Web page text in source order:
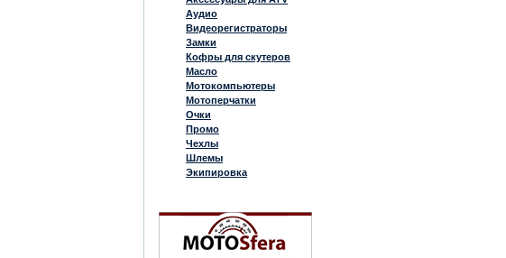
Аудио
Видеорегистраторы
Замки
Кофры для скутеров
Масло
Мотокомпьютеры
Мотоперчатки
Очки
Промо
Чехлы
Шлемы
Экипировка